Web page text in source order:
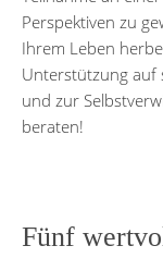
Perspektiven zu
Ihrem Leben
Unterstützung auf
und zur
beraten!
Fünf